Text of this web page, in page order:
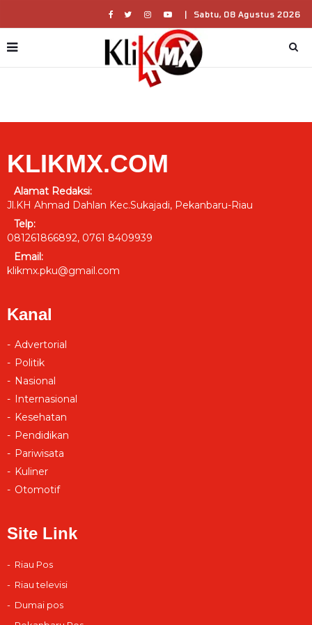
| Sabtu, 08 Agustus 2026
KLIKMX.COM
Alamat Redaksi:
Jl.KH Ahmad Dahlan Kec.Sukajadi, Pekanbaru-Riau
Telp:
081261866892, 0761 8409939
Email:
klikmx.pku@gmail.com
Kanal
Advertorial
Politik
Nasional
Internasional
Kesehatan
Pendidikan
Pariwisata
Kuliner
Otomotif
Site Link
Riau Pos
Riau televisi
Dumai pos